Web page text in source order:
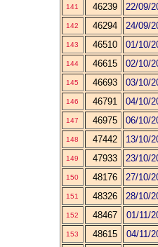
141 46239 22/09/
142 46294 24/09/
143 46510 01/10/
144 46615 02/10/
145 46693 03/10/
146 46791 04/10/
147 46975 06/10/
148 47442 13/10/
149 47933 23/10/
150 48176 27/10/
151 48326 28/10/
152 48467 01/11/
153 48615 04/11/